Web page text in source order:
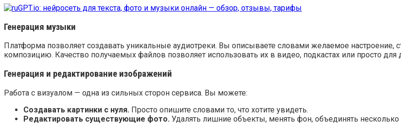
Генерация музыки
Платформа позволяет создавать уникальные аудиотреки. Вы описываете словами желаемое настроение,
композицию. Качество получаемых файлов позволяет использовать их в видео, подкастах или просто
Генерация и редактирование изображений
Работа с визуалом — одна из сильных сторон сервиса. Вы можете:
Создавать картинки с нуля. Просто опишите словами то, что хотите увидеть.
Редактировать существующие фото. Удалять лишние объекты, менять фон, объединять